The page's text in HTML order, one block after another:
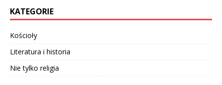
KATEGORIE
Kościoły
Literatura i historia
Nie tylko religia